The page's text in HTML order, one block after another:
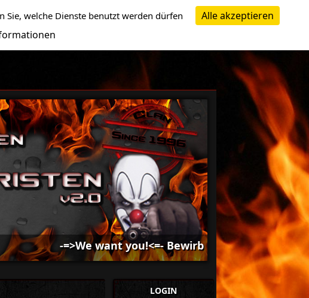
-=>We want you!<=- Bewirb dich bei uns -=>We
LOGIN
Sie, welche Dienste benutzt werden dürfen
Alle akzeptieren